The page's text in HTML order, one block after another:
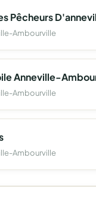
Ambourville
Ambourville
Ambourville